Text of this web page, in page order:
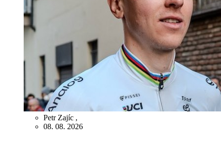
Petr Zajíc ,
08. 08. 2026